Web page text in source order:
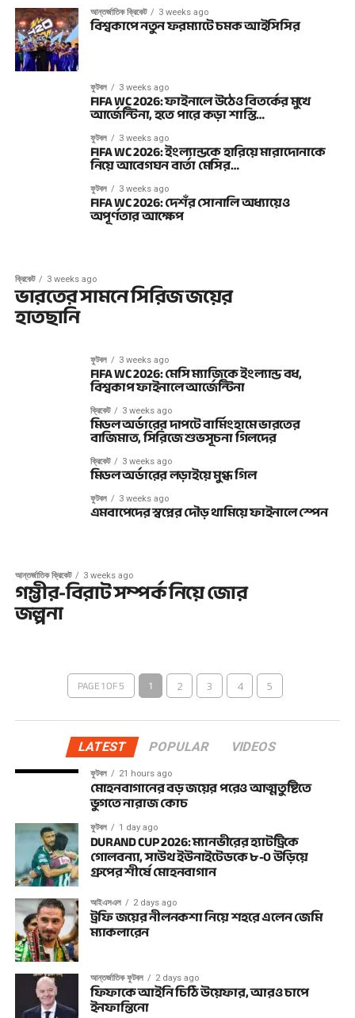
আন্তর্জাতিক ক্রিকেট 3 weeks ago
বিশ্বকাপে নতুন ফরম্যাটে চমক আইসিসির
ফুটবল 3 weeks ago
FIFA WC 2026: ফাইনালে উঠেও বিতর্কের মুখে
আর্জেন্টিনা, হতে পারে কড়া শাস্তি…
ফুটবল 3 weeks ago
FIFA WC 2026: ইংল্যান্ডকে হারিয়ে মারাদোনাকে
নিয়ে আবেগঘন বার্তা মেসির…
ফুটবল 3 weeks ago
FIFA WC 2026: দেশঁর সোনালি অধ্যায়েও
অপূর্ণতার আক্ষেপ
ক্রিকেট 3 weeks ago
ভারতের সামনে সিরিজ জয়ের
হাতছানি
ফুটবল 3 weeks ago
FIFA WC 2026: মেসি ম্যাজিকে ইংল্যান্ড বধ,
বিশ্বকাপ ফাইনালে আর্জেন্টিনা
ক্রিকেট 3 weeks ago
মিডল অর্ডারের দাপটে বার্মিংহামে ভারতের
বাজিমাত, সিরিজে শুভসূচনা গিলদের
ক্রিকেট 3 weeks ago
মিডল অর্ডারের লড়াইয়ে মুগ্ধ গিল
ফুটবল 3 weeks ago
এমবাপেদের স্বপ্নের দৌড় থামিয়ে ফাইনালে স্পেন
আন্তর্জাতিক ক্রিকেট 3 weeks ago
গম্ভীর-বিরাট সম্পর্ক নিয়ে জোর
জল্পনা
PAGE 1 OF 5 1 2 3 4 5
LATEST POPULAR VIDEOS
ফুটবল 21 hours ago
মোহনবাগানের বড় জয়ের পরেও আত্মতুষ্টিতে
ভুগতে নারাজ কোচ
ফুটবল 1 day ago
DURAND CUP 2026: ম্যানভীরের হ্যাটট্রিকে
গোলবন্যা, সাউথ ইউনাইটেডকে ৮-০ উড়িয়ে
গ্রুপের শীর্ষে মোহনবাগান
আইএসএল 2 days ago
ট্রফি জয়ের নীলনকশা নিয়ে শহরে এলেন জেমি
ম্যাকলারেন
আন্তর্জাতিক ফুটবল 2 days ago
ফিফাকে আইনি চিঠি উয়েফার, আরও চাপে
ইনফান্তিনো